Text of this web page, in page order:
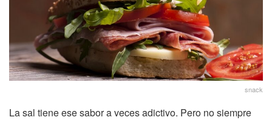
snack
La sal tiene ese sabor a veces adictivo. Pero no siempre